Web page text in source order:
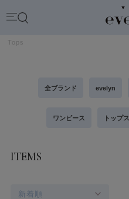
Tops
全ブランド evelyn
ワンピース トップス
ITEMS
新着順